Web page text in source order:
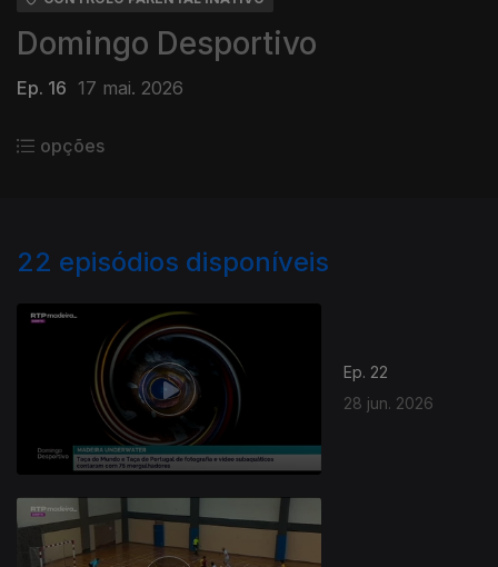
Domingo Desportivo
Ep. 16 17 mai. 2026
opções
22 episódios disponíveis
Ep. 22
28 jun. 2026